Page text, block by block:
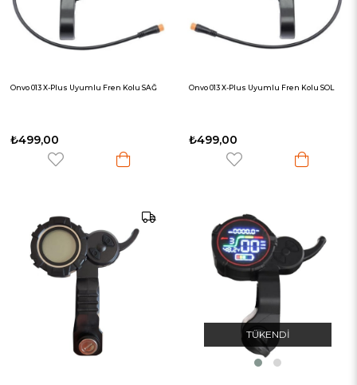
Onvo 013 X-Plus Uyumlu Fren Kolu SAĞ
₺499,00
Onvo 013 X-Plus Uyumlu Fren Kolu SOL
₺499,00
TÜKENDI